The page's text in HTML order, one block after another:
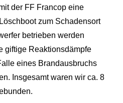
der FF Francop eine
zum Schadensort
betrieben werden
giftige Reaktionsdämpfe
eines Brandausbruchs
Insgesamt waren wir ca. 8